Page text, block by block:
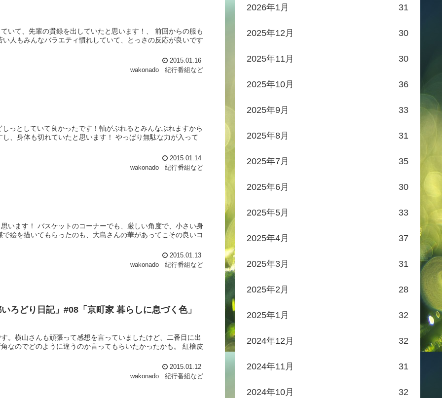
いて、先輩の貫録を出していたと思います！、 前回からの服も
人もみんなバラエティ慣れしていて、とっさの反応が良いです
2015.01.16
wakonado
紀行番組など
っとしていて良かったです！軸がぶれるとみんなぶれますから
、身体も切れていたと思います！ やっぱり無駄な力が入って
2015.01.14
wakonado
紀行番組など
います！ バスケットのコーナーでも、厳しい角度で、小さい身
絵を描いてもらったのも、大島さんの華があってこその良いコ
2015.01.13
wakonado
紀行番組など
どり日記」#08「京町家 暮らしに息づく色」
。横山さんも頑張って感想を言っていましたけど、二番目に出
なのでどのように違うのか言ってもらいたかったかも。 紅檜皮
2015.01.12
wakonado
紀行番組など
2026年1月 31
2025年12月 30
2025年11月 30
2025年10月 36
2025年9月 33
2025年8月 31
2025年7月 35
2025年6月 30
2025年5月 33
2025年4月 37
2025年3月 31
2025年2月 28
2025年1月 32
2024年12月 32
2024年11月 31
2024年10月 32